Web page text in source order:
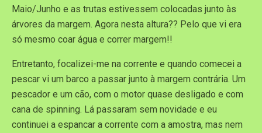
Maio/Junho e as trutas estivessem colocadas junto às
árvores da margem. Agora nesta altura?? Pelo que vi era
só mesmo coar água e correr margem!!
Entretanto, focalizei-me na corrente e quando comecei a
pescar vi um barco a passar junto à margem contrária. Um
pescador e um cão, com o motor quase desligado e com
cana de spinning. Lá passaram sem novidade e eu
continuei a espancar a corrente com a amostra, mas nem